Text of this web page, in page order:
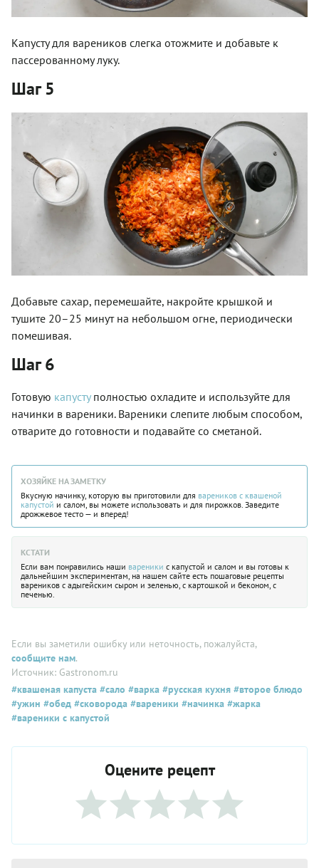
Капусту для вареников слегка отожмите и добавьте к
пассерованному луку.
Шаг 5
Добавьте сахар, перемешайте, накройте крышкой и
тушите 20–25 минут на небольшом огне, периодически
помешивая.
Шаг 6
Готовую капуступолностью охладите и используйте для
начинки в вареники. Вареники слепите любым способом,
отварите до готовности и подавайте со сметаной.
ХОЗЯЙКЕ НА ЗАМЕТКУ
Вкусную начинку, которую вы приготовили для вареников с квашеной
капустой и салом, вы можете использовать и для пирожков. Заведите
дрожжевое тесто — и вперед!
КСТАТИ
Если вам понравились наши вареники с капустой и салом и вы готовы к
дальнейшим экспериментам, на нашем сайте есть пошаговые рецепты
вареников с адыгейским сыром и зеленью, с картошкой и беконом, с
печенью.
Если вы заметили ошибку или неточность, пожалуйста,
сообщите нам.
Источник: Gastronom.ru
#квашеная капуста #сало #варка #русская кухня #второе блюдо
#ужин #обед #сковорода #вареники #начинка #жарка
#вареники с капустой
Оцените рецепт